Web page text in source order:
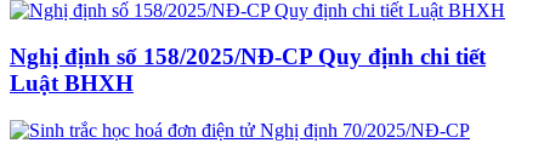
Nghị định số 158/2025/NĐ-CP Quy định chi tiết
Luật BHXH